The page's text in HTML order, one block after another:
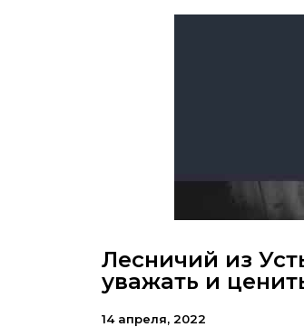
Лесничий из
уважать и
14 апреля, 2022